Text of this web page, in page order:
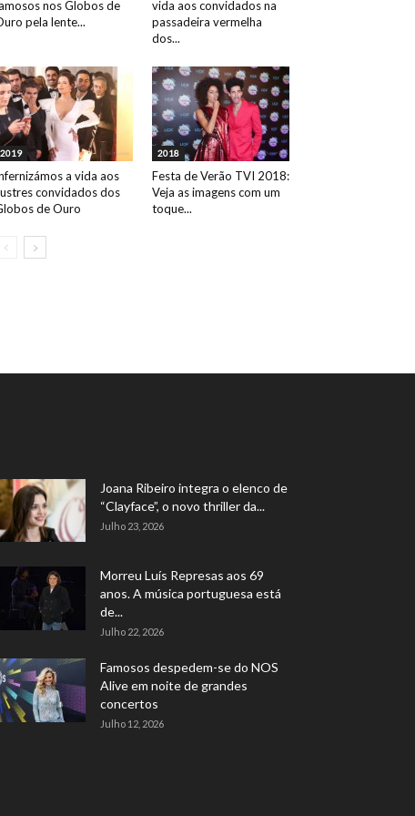
nos Globos de
pela lente...
vida aos convidados na
passadeira vermelha
dos...
2019
a vida aos
convidados dos
de Ouro
2018
Festa de Verão TVI 2018:
Veja as imagens com um
toque...
Joana Ribeiro integra o elenco de
“Clayface”, o novo thriller da...
Julho 23, 2026
Morreu Luís Represas aos 69
anos. A música portuguesa está
de...
Julho 22, 2026
Famosos despedem-se do NOS
Alive em noite de grandes
concertos
Julho 12, 2026